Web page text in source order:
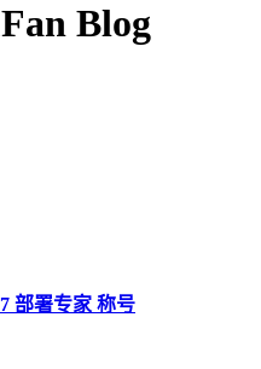
Blog
部署专家 称号